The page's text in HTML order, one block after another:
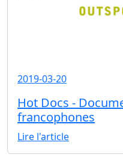
2019-03-20
Hot Docs -
francophones
Lire l'article